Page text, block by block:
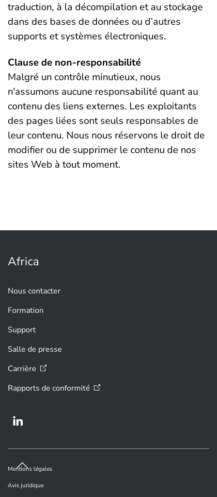
traduction, à la décompilation et au stockage
dans des bases de données ou d’autres
supports et systèmes électroniques.
Clause de non-responsabilité
Malgré un contrôle minutieux, nous
n'assumons aucune responsabilité quant au
contenu des liens externes. Les exploitants
des pages liées sont seuls responsables de
leur contenu. Nous nous réservons le droit de
modifier ou de supprimer le contenu de nos
sites Web à tout moment.
Africa
Nous contacter
Formation
Support
Salle de presse
Carrière
Rapports de conformité
Mentions légales
Avis juridique